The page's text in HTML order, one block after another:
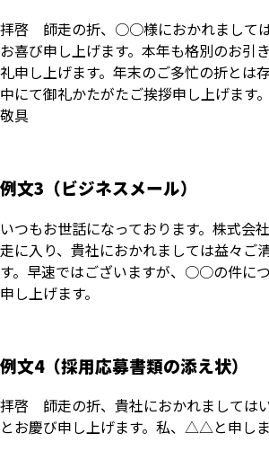
拝啓 師走の折、○○様におかれまして
お喜び申し上げます。本年も格別のお引
礼申し上げます。年末のご多忙の折とは
中にて御礼かたがたご挨拶申し上げます。
敬具
例文3（ビジネスメール）
いつもお世話になっております。株式
走に入り、貴社におかれましては益々ご
す。早速ではございますが、○○の件に
申し上げます。
例文4（採用応募書類の添え状）
拝啓 師走の折、貴社におかれましては
とお慶び申し上げます。私、△△と申しま